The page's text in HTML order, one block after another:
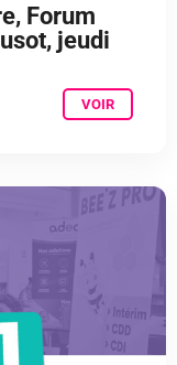
Forum
jeudi
VOIR